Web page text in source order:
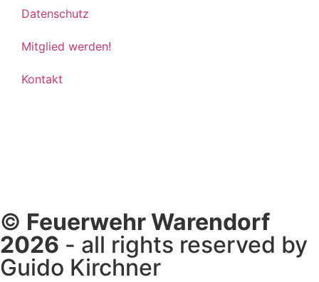
Datenschutz
Mitglied werden!
Kontakt
© Feuerwehr Warendorf
2026 - all rights reserved by
Guido Kirchner